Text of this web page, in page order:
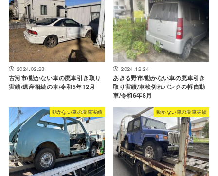
2024.02.23
古河市/動かない車の廃車引き取り
実績/遺産相続の車/令和5年12月
2024.12.24
あきる野市/動かない車の廃車引き
取り実績/車検切れパンクの軽自動
車/令和6年8月
動かない車の廃車実績 動かない車の廃車実績